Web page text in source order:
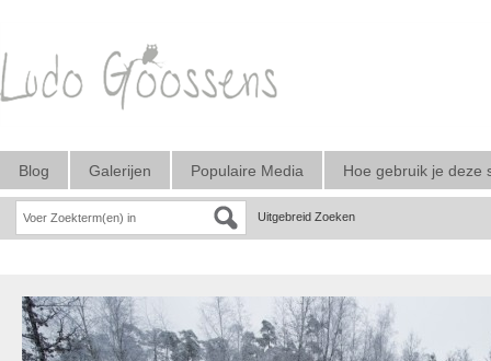
Blog Galerijen Populaire Media Hoe gebruik je deze
Uitgebreid Zoeken